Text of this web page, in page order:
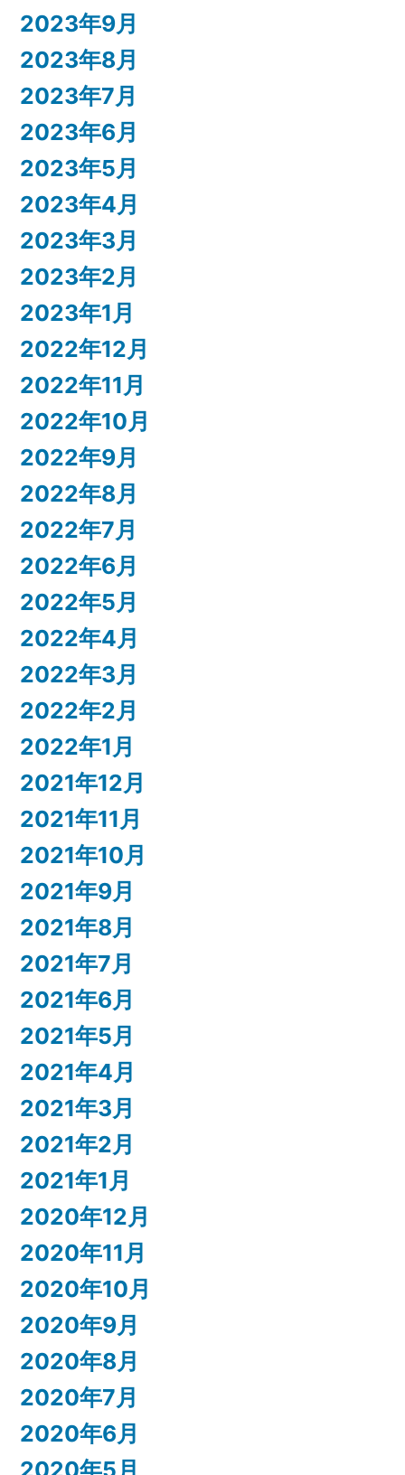
2023年9月
2023年8月
2023年7月
2023年6月
2023年5月
2023年4月
2023年3月
2023年2月
2023年1月
2022年12月
2022年11月
2022年10月
2022年9月
2022年8月
2022年7月
2022年6月
2022年5月
2022年4月
2022年3月
2022年2月
2022年1月
2021年12月
2021年11月
2021年10月
2021年9月
2021年8月
2021年7月
2021年6月
2021年5月
2021年4月
2021年3月
2021年2月
2021年1月
2020年12月
2020年11月
2020年10月
2020年9月
2020年8月
2020年7月
2020年6月
2020年5月